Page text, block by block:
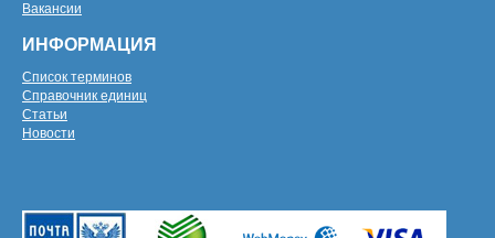
Вакансии
ИНФОРМАЦИЯ
Список терминов
Справочник единиц
Статьи
Новости